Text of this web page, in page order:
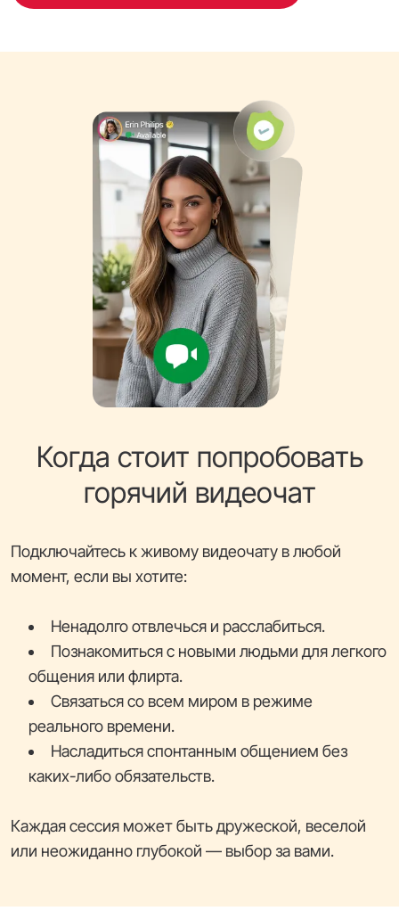
Когда стоит попробовать
горячий видеочат
Подключайтесь к живому видеочату в любой
момент, если вы хотите:
Ненадолго отвлечься и расслабиться.
Познакомиться с новыми людьми для легкого
общения или флирта.
Связаться со всем миром в режиме
реального времени.
Насладиться спонтанным общением без
каких-либо обязательств.
Каждая сессия может быть дружеской, веселой
или неожиданно глубокой — выбор за вами.